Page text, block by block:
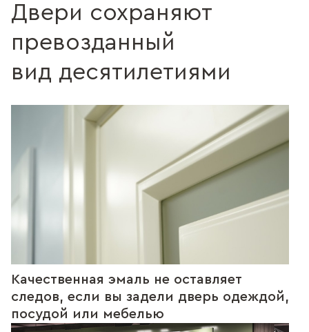
Двери сохраняют
превозданный
вид десятилетиями
Качественная эмаль не оставляет
следов, если вы задели дверь одеждой,
посудой или мебелью